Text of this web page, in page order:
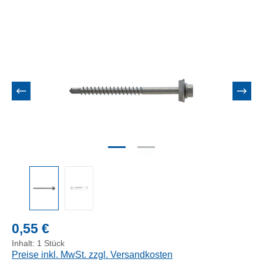
Regulärer Preis:
0,55 €
Inhalt: 1 Stück
Preise inkl. MwSt. zzgl. Versandkosten